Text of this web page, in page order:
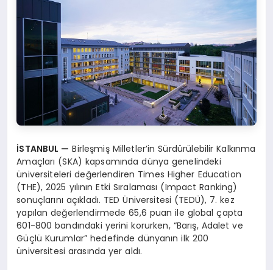
İSTANBUL — Birleşmiş Milletler’in Sürdürülebilir Kalkınma
Amaçları (SKA) kapsamında dünya genelindeki
üniversiteleri değerlendiren Times Higher Education
(THE), 2025 yılının Etki Sıralaması (Impact Ranking)
sonuçlarını açıkladı. TED Üniversitesi (TEDÜ), 7. kez
yapılan değerlendirmede 65,6 puan ile global çapta
601-800 bandındaki yerini korurken, “Barış, Adalet ve
Güçlü Kurumlar” hedefinde dünyanın ilk 200
üniversitesi arasında yer aldı.